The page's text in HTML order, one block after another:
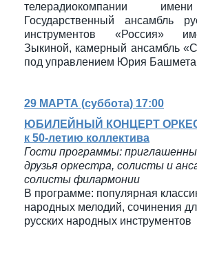
телерадиокомпании
Государственный ансамбль
инструментов «Россия»
Зыкиной, камерный ансамбль
под управлением Юрия Башмета
29 МАРТА (суббота) 17:00
ЮБИЛЕЙНЫЙ КОНЦЕРТ
к 50-летию коллектива
Гости программы:
друзья оркестра, солисты и
солисты филармонии
В программе: популярная
народных мелодий, сочинения
русских народных инструментов